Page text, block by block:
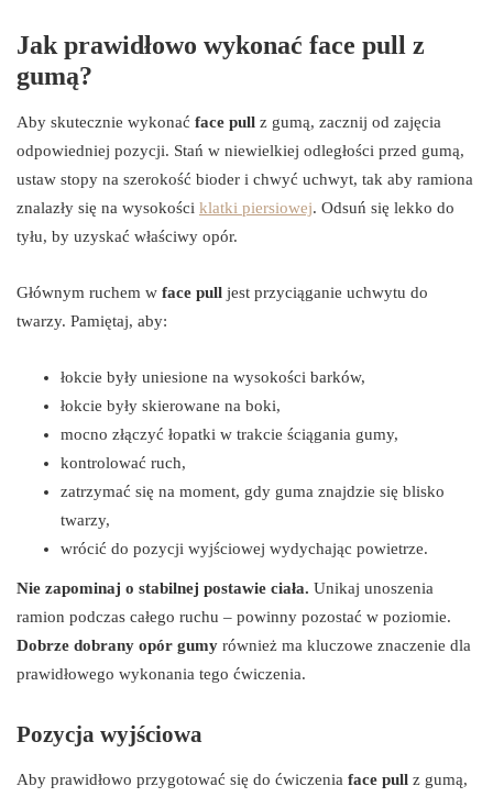
Jak prawidłowo wykonać face pull z
gumą?
Aby skutecznie wykonać face pull z gumą, zacznij od zajęcia
odpowiedniej pozycji. Stań w niewielkiej odległości przed gumą,
ustaw stopy na szerokość bioder i chwyć uchwyt, tak aby ramiona
znalazły się na wysokości klatki piersiowej. Odsuń się lekko do
tyłu, by uzyskać właściwy opór.
Głównym ruchem w face pull jest przyciąganie uchwytu do
twarzy. Pamiętaj, aby:
łokcie były uniesione na wysokości barków,
łokcie były skierowane na boki,
mocno złączyć łopatki w trakcie ściągania gumy,
kontrolować ruch,
zatrzymać się na moment, gdy guma znajdzie się blisko
twarzy,
wrócić do pozycji wyjściowej wydychając powietrze.
Nie zapominaj o stabilnej postawie ciała. Unikaj unoszenia
ramion podczas całego ruchu – powinny pozostać w poziomie.
Dobrze dobrany opór gumy również ma kluczowe znaczenie dla
prawidłowego wykonania tego ćwiczenia.
Pozycja wyjściowa
Aby prawidłowo przygotować się do ćwiczenia face pull z gumą,